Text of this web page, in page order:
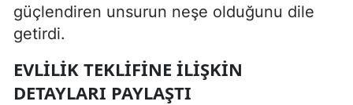
güçlendiren unsurun neşe olduğunu dile
getirdi.
EVLILIK TEKLIFINE ILIŞKIN
DETAYLARI PAYLAŞTI